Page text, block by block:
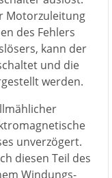
Motorzuleitung
des Fehlers
kann der
und die
werden.
unverzögert.
diesen Teil des
Windungs-